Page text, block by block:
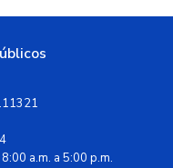
a.m. a 5:00 p.m.